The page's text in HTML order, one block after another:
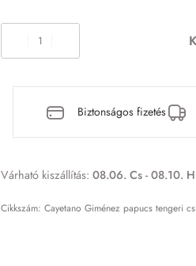
Biztonságos fizetés
Várható kiszállítás: 08.06. Cs - 08.10. H
Cayetano Giménez papucs tengeri